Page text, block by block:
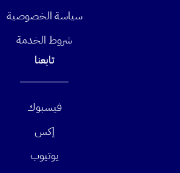
سياسة الخصوصية
شروط الخدمة
تابعنا
فيسبوك
إكس
يوتيوب